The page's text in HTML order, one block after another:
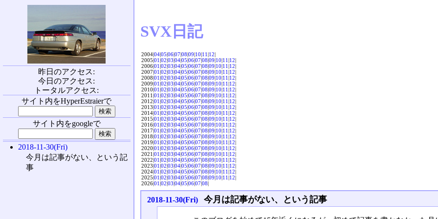
SVX日記
2004|04|05|06|07|08|09|10|11|12|
2005|01|02|03|04|05|06|07|08|09|10|11|12|
2006|01|02|03|04|05|06|07|08|09|10|11|12|
2007|01|02|03|04|05|06|07|08|09|10|11|12|
2008|01|02|03|04|05|06|07|08|09|10|11|12|
2009|01|02|03|04|05|06|07|08|09|10|11|12|
2010|01|02|03|04|05|06|07|08|09|10|11|12|
2011|01|02|03|04|05|06|07|08|09|10|11|12|
2012|01|02|03|04|05|06|07|08|09|10|11|12|
2013|01|02|03|04|05|06|07|08|09|10|11|12|
2014|01|02|03|04|05|06|07|08|09|10|11|12|
2015|01|02|03|04|05|06|07|08|09|10|11|12|
2016|01|02|03|04|05|06|07|08|09|10|11|12|
2017|01|02|03|04|05|06|07|08|09|10|11|12|
2018|01|02|03|04|05|06|07|08|09|10|11|12|
2019|01|02|03|04|05|06|07|08|09|10|11|12|
2020|01|02|03|04|05|06|07|08|09|10|11|12|
2021|01|02|03|04|05|06|07|08|09|10|11|12|
2022|01|02|03|04|05|06|07|08|09|10|11|12|
2023|01|02|03|04|05|06|07|08|09|10|11|12|
2024|01|02|03|04|05|06|07|08|09|10|11|12|
2025|01|02|03|04|05|06|07|08|09|10|11|12|
2026|01|02|03|04|05|06|07|08|
2018-11-30(Fri) 今月は記事がない、という記事
昨日のアクセス:
今日のアクセス:
トータルアクセス:
サイト内をHyperEstraierで
サイト内をgoogleで
2018-11-30(Fri)
今月は記事がない、という記
事